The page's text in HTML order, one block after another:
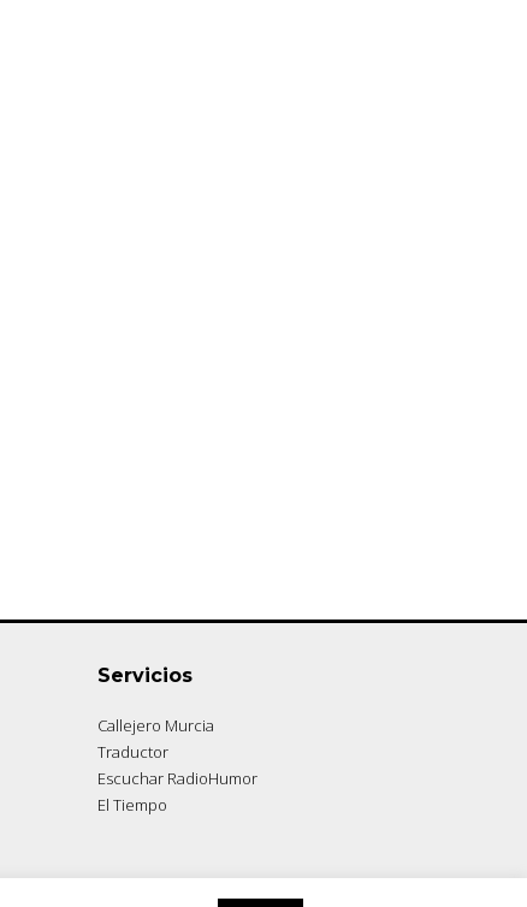
Servicios
Callejero Murcia
Traductor
Escuchar RadioHumor
El Tiempo